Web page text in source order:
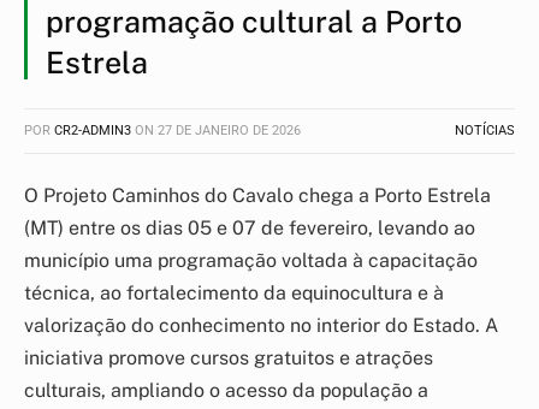
programação cultural a Porto
Estrela
POR CR2-ADMIN3 ON 27 DE JANEIRO DE 2026 NOTÍCIAS
O Projeto Caminhos do Cavalo chega a Porto Estrela
(MT) entre os dias 05 e 07 de fevereiro, levando ao
município uma programação voltada à capacitação
técnica, ao fortalecimento da equinocultura e à
valorização do conhecimento no interior do Estado. A
iniciativa promove cursos gratuitos e atrações
culturais, ampliando o acesso da população a